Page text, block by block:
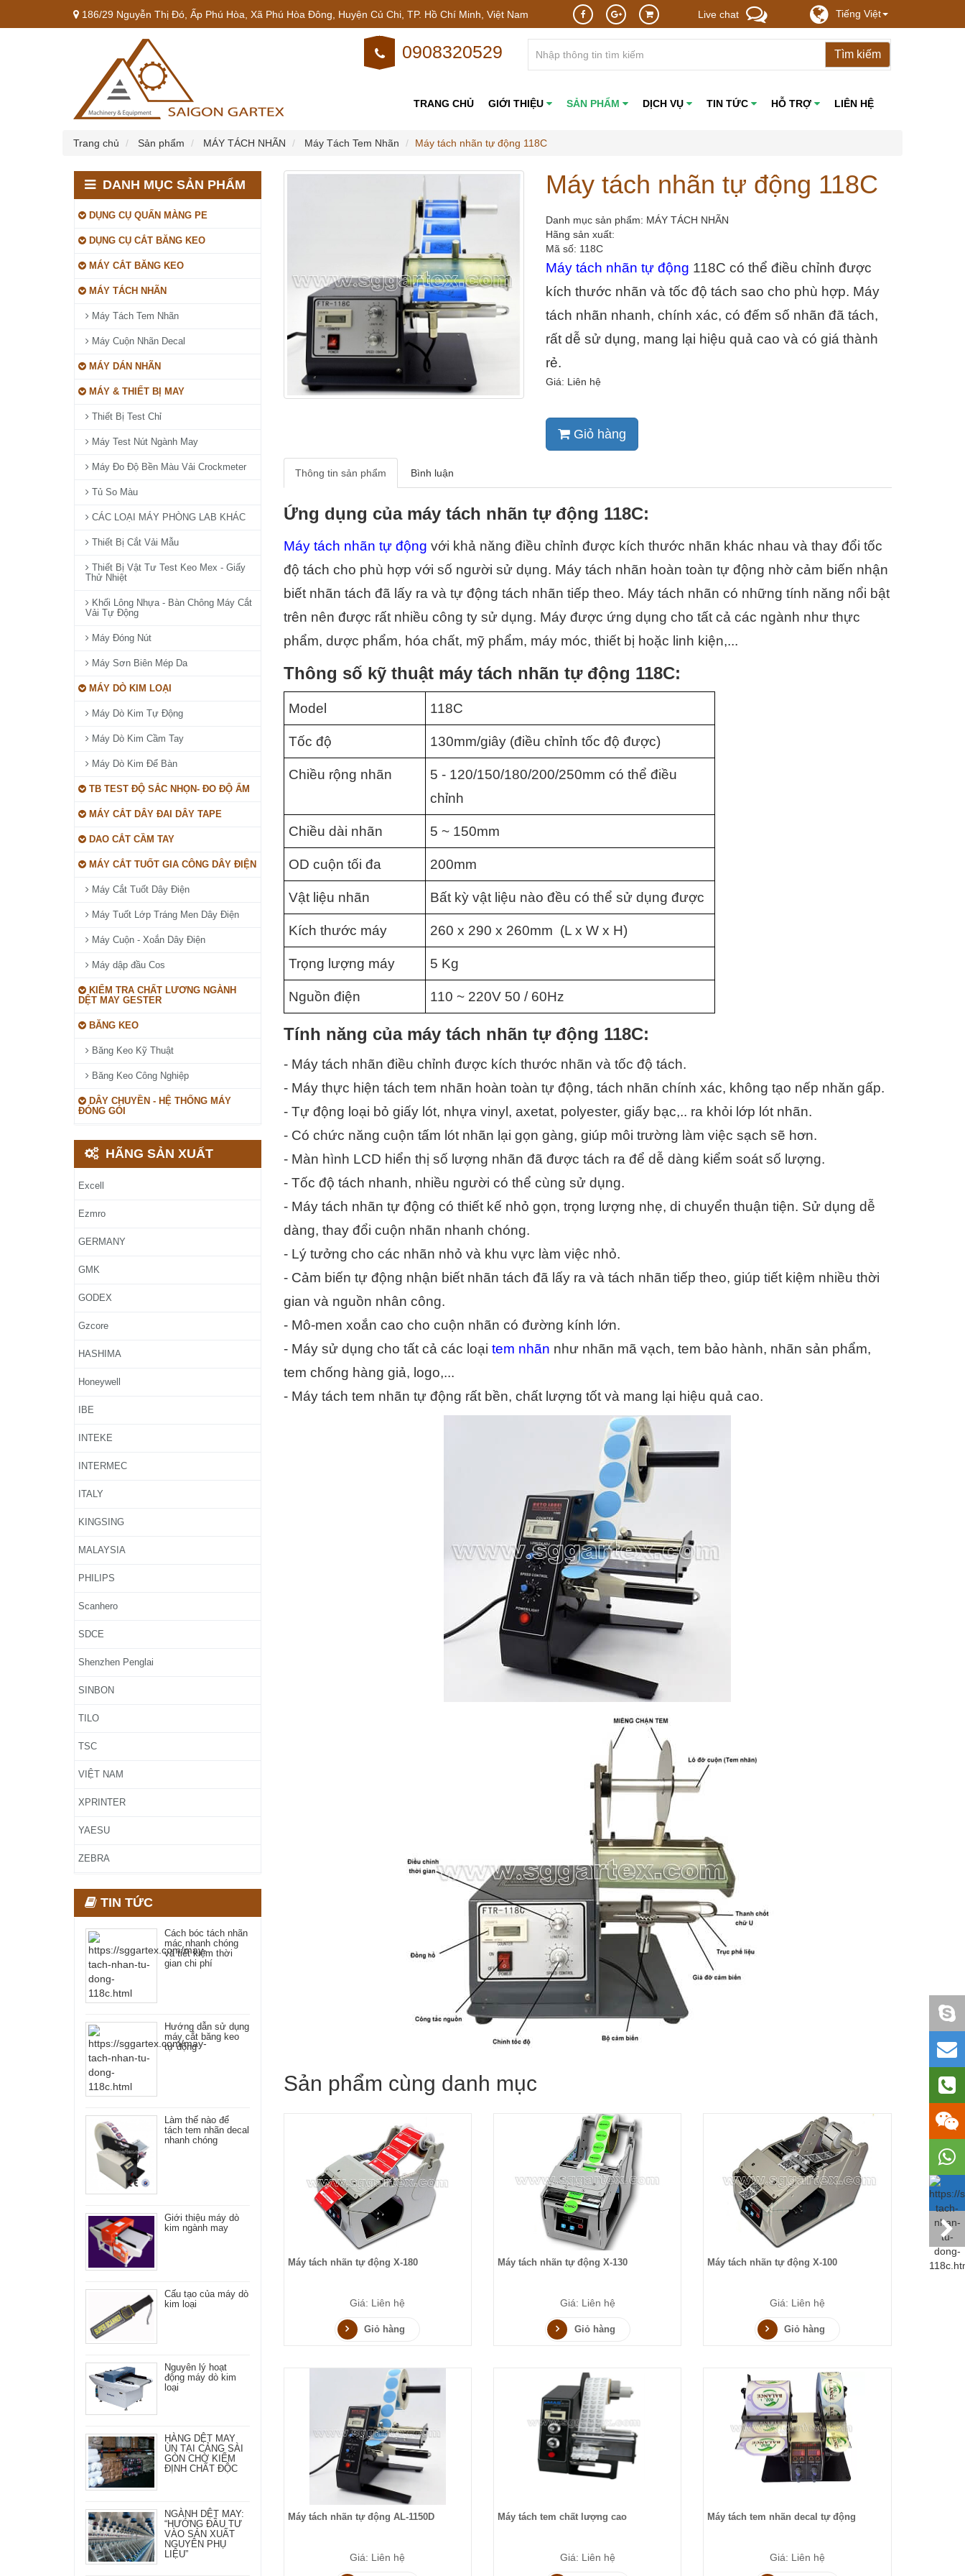
186/29 Nguyễn Thị Đó, Ấp Phú Hòa, Xã Phú Hòa Đông, Huyện Củ Chi, TP. Hồ Chí Minh, Việt Nam Live chat Tiếng Việt
0908320529
TRANG CHỦ GIỚI THIỆU SẢN PHẨM DỊCH VỤ TIN TỨC HỖ TRỢ LIÊN HỆ
Trang chủ Sản phẩm MÁY TÁCH NHÃN Máy Tách Tem Nhãn Máy tách nhãn tự động 118C
Máy tách nhãn tự động 118C
Danh mục sản phẩm: MÁY TÁCH NHÃN
Hãng sản xuất:
Mã số: 118C
Máy tách nhãn tự động 118C có thể điều chỉnh được
kích thước nhãn và tốc độ tách sao cho phù hợp. Máy
tách nhãn nhanh, chính xác, có đếm số nhãn đã tách,
rất dễ sử dụng, mang lại hiệu quả cao và có giá thành
rẻ.
Giá: Liên hệ
Giỏ hàng
Thông tin sản phẩm Bình luận
Ứng dụng của máy tách nhãn tự động 118C:
Máy tách nhãn tự động với khả năng điều chỉnh được kích thước nhãn khác nhau và thay đổi tốc
độ tách cho phù hợp với số người sử dụng. Máy tách nhãn hoàn toàn tự động nhờ cảm biến nhận
biết nhãn tách đã lấy ra và tự động tách nhãn tiếp theo. Máy tách nhãn có những tính năng nổi bật
trên nên được rất nhiều công ty sử dụng. Máy được ứng dụng cho tất cả các ngành như thực
phẩm, dược phẩm, hóa chất, mỹ phẩm, máy móc, thiết bị hoặc linh kiện,...
Thông số kỹ thuật máy tách nhãn tự động 118C:
Model 118C
Tốc độ 130mm/giây (điều chỉnh tốc độ được)
Chiều rộng nhãn
5 - 120/150/180/200/250mm có thể điều
chỉnh
Chiều dài nhãn 5 ~ 150mm
OD cuộn tối đa 200mm
Vật liệu nhãn Bất kỳ vật liệu nào đều có thể sử dụng được
Kích thước máy 260 x 290 x 260mm  (L x W x H)
Trọng lượng máy 5 Kg
Nguồn điện 110 ~ 220V 50 / 60Hz
Tính năng của máy tách nhãn tự động 118C:
- Máy tách nhãn điều chỉnh được kích thước nhãn và tốc độ tách.
- Máy thực hiện tách tem nhãn hoàn toàn tự động, tách nhãn chính xác, không tạo nếp nhăn gấp.
- Tự động loại bỏ giấy lót, nhựa vinyl, axetat, polyester, giấy bạc,.. ra khỏi lớp lót nhãn.
- Có chức năng cuộn tấm lót nhãn lại gọn gàng, giúp môi trường làm việc sạch sẽ hơn.
- Màn hình LCD hiển thị số lượng nhãn đã được tách ra để dễ dàng kiểm soát số lượng.
- Tốc độ tách nhanh, nhiều người có thể cùng sử dụng.
- Máy tách nhãn tự động có thiết kế nhỏ gọn, trọng lượng nhẹ, di chuyển thuận tiện. Sử dụng dễ
dàng, thay đổi cuộn nhãn nhanh chóng.
- Lý tưởng cho các nhãn nhỏ và khu vực làm việc nhỏ.
- Cảm biến tự động nhận biết nhãn tách đã lấy ra và tách nhãn tiếp theo, giúp tiết kiệm nhiều thời
gian và nguồn nhân công.
- Mô-men xoắn cao cho cuộn nhãn có đường kính lớn.
- Máy sử dụng cho tất cả các loại tem nhãn như nhãn mã vạch, tem bảo hành, nhãn sản phẩm,
tem chống hàng giả, logo,...
- Máy tách tem nhãn tự động rất bền, chất lượng tốt và mang lại hiệu quả cao.
Sản phẩm cùng danh mục
Máy tách nhãn tự động X-180
Giá: Liên hệ
Giỏ hàng
Máy tách nhãn tự động X-130
Giá: Liên hệ
Giỏ hàng
Máy tách nhãn tự động X-100
Giá: Liên hệ
Giỏ hàng
Máy tách nhãn tự động AL-1150D
Giá: Liên hệ
Máy tách tem chất lượng cao
Giá: Liên hệ
Máy tách tem nhãn decal tự động
Giá: Liên hệ
DANH MỤC SẢN PHẨM
DỤNG CỤ QUẤN MÀNG PE
DỤNG CỤ CẮT BĂNG KEO
MÁY CẮT BĂNG KEO
MÁY TÁCH NHÃN
Máy Tách Tem Nhãn
Máy Cuộn Nhãn Decal
MÁY DÁN NHÃN
MÁY & THIẾT BỊ MAY
Thiết Bị Test Chỉ
Máy Test Nút Ngành May
Máy Đo Độ Bền Màu Vải Crockmeter
Tủ So Màu
CÁC LOẠI MÁY PHÒNG LAB KHÁC
Thiết Bị Cắt Vải Mẫu
Thiết Bị Vật Tư Test Keo Mex - Giấy
Thử Nhiệt
Khối Lông Nhựa - Bàn Chông Máy Cắt
Vải Tự Động
Máy Đóng Nút
Máy Sơn Biên Mép Da
MÁY DÒ KIM LOẠI
Máy Dò Kim Tự Động
Máy Dò Kim Cầm Tay
Máy Dò Kim Để Bàn
TB TEST ĐỘ SẮC NHỌN- ĐO ĐỘ ẨM
MÁY CẮT DÂY ĐAI DÂY TAPE
DAO CẮT CẦM TAY
MÁY CẮT TUỐT GIA CÔNG DÂY ĐIỆN
Máy Cắt Tuốt Dây Điện
Máy Tuốt Lớp Tráng Men Dây Điện
Máy Cuộn - Xoắn Dây Điện
Máy dập đầu Cos
KIỂM TRA CHẤT LƯƠNG NGÀNH
DỆT MAY GESTER
BĂNG KEO
Băng Keo Kỹ Thuật
Băng Keo Công Nghiệp
DÂY CHUYỀN - HỆ THỐNG MÁY
ĐÓNG GÓI
HÃNG SẢN XUẤT
Excell
Ezmro
GERMANY
GMK
GODEX
Gzcore
HASHIMA
Honeywell
IBE
INTEKE
INTERMEC
ITALY
KINGSING
MALAYSIA
PHILIPS
Scanhero
SDCE
Shenzhen Penglai
SINBON
TILO
TSC
VIỆT NAM
XPRINTER
YAESU
ZEBRA
TIN TỨC
Cách bóc tách nhãn
mác nhanh chóng
và tiết kiệm thời
gian chi phí
Hướng dẫn sử dụng
máy cắt băng keo
tự động
Làm thế nào để
tách tem nhãn decal
nhanh chóng
Giới thiệu máy dò
kim ngành may
Cấu tạo của máy dò
kim loại
Nguyên lý hoạt
động máy dò kim
loại
HÀNG DỆT MAY
ÙN TẠI CẢNG SÀI
GÒN CHỜ KIỂM
ĐỊNH CHẤT ĐỘC
NGÀNH DỆT MAY:
“HƯỚNG ĐẦU TƯ
VÀO SẢN XUẤT
NGUYÊN PHỤ
LIỆU”